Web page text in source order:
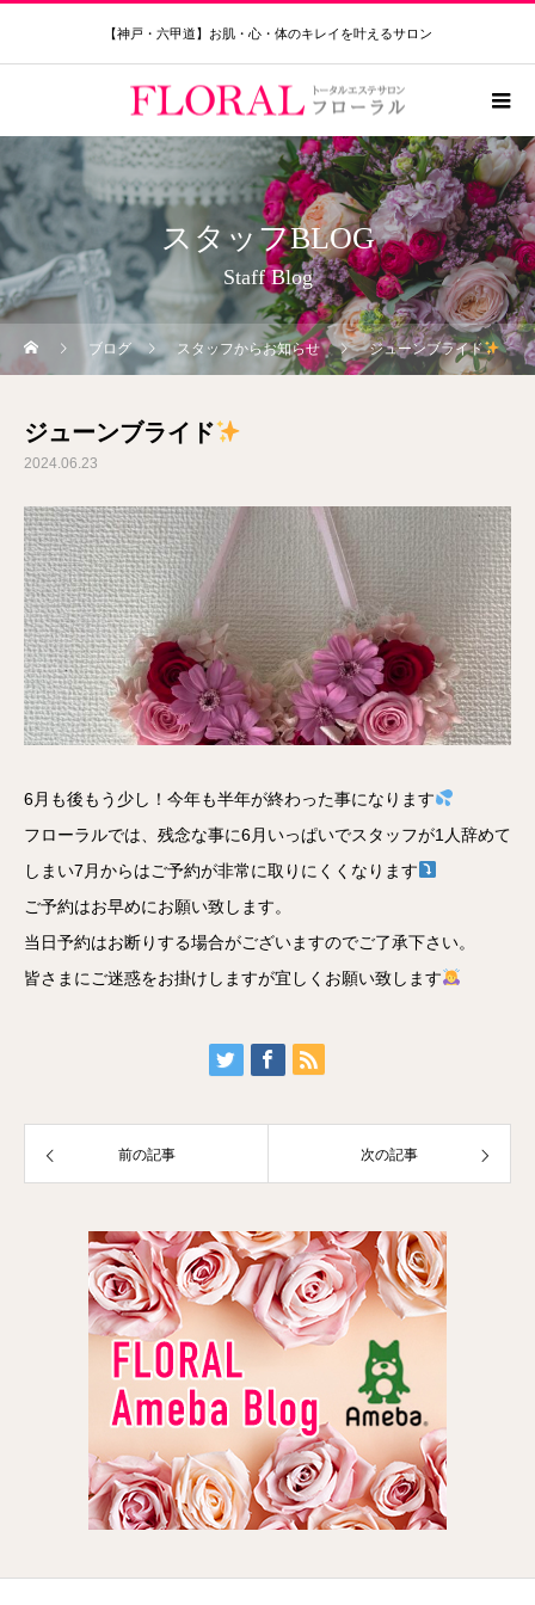
【神戸・六甲道】お肌・心・体のキレイを叶えるサロン
スタッフBLOG
Staff Blog
ブログ スタッフからお知らせ ジューンブライド
ジューンブライド
2024.06.23
6月も後もう少し！今年も半年が終わった事になります
フローラルでは、残念な事に6月いっぱいでスタッフが1人辞めて
しまい7月からはご予約が非常に取りにくくなります
ご予約はお早めにお願い致します。
当日予約はお断りする場合がございますのでご了承下さい。
皆さまにご迷惑をお掛けしますが宜しくお願い致します
前の記事 次の記事